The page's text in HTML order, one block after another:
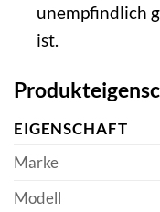
unempfindlich
ist.
EIGENSCHAFT
Marke
Modell